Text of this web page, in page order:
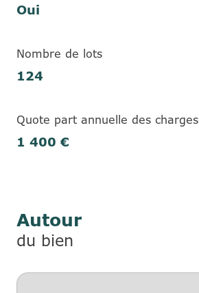
Oui
Nombre de lots
124
Quote part annuelle des charges
1 400 €
Autour
du bien